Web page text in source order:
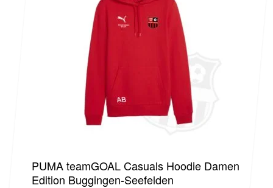
PUMA teamGOAL Casuals Hoodie Damen
Edition Buggingen-Seefelden